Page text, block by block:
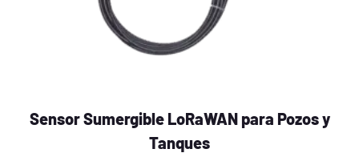
Sensor Sumergible LoRaWAN para Pozos y
Tanques